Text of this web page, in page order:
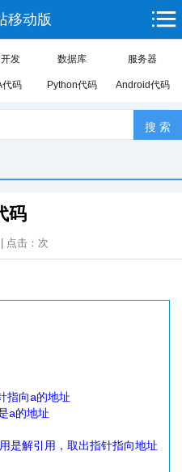
移动版
发 数据库 服务器
代码 Python代码 Android代码
码
点击： 次